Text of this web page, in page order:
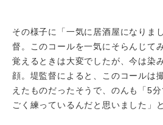
その様子に「一気に居酒屋になりま
督。このコールを一気にそらんじて
覚えるときは大変でしたが、今は染
顔。堤監督によると、このコールは
えたものだったそうで、のんも「5
ごく練っているんだと思いました」